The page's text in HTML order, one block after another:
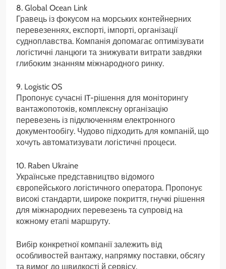
8. Global Ocean Link
Гравець із фокусом на морських контейнерних
перевезеннях, експорті, імпорті, організації
судноплавства. Компанія допомагає оптимізувати
логістичні ланцюги та знижувати витрати завдяки
глибоким знанням міжнародного ринку.
9. Logistic OS
Пропонує сучасні IT-рішення для моніторингу
вантажопотоків, комплексну організацію
перевезень із підключенням електронного
документообігу. Чудово підходить для компаній, що
хочуть автоматизувати логістичні процеси.
10. Raben Ukraine
Українське представництво відомого
європейського логістичного оператора. Пропонує
високі стандарти, широке покриття, гнучкі рішення
для міжнародних перевезень та супровід на
кожному етапі маршруту.
Вибір конкретної компанії залежить від
особливостей вантажу, напрямку поставки, обсягу
та вимог до швидкості й сервісу.